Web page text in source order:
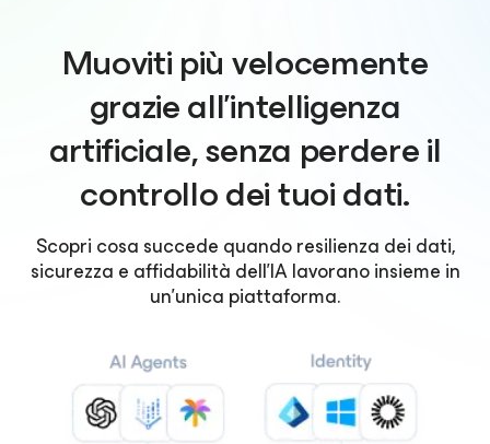
Muoviti più velocemente
grazie all'intelligenza
artificiale, senza perdere il
controllo dei tuoi dati.
Scopri cosa succede quando resilienza dei dati,
sicurezza e affidabilità dell'IA lavorano insieme in
un'unica piattaforma.